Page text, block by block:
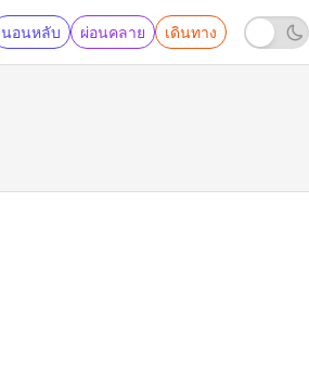
นอนหลับ ผ่อนคลาย เดินทาง